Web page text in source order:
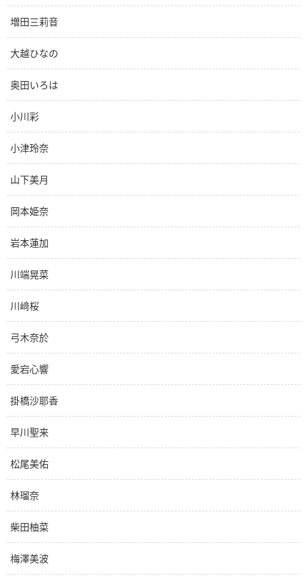
増田三莉音
大越ひなの
奥田いろは
小川彩
小津玲奈
山下美月
岡本姫奈
岩本蓮加
川端晃菜
川﨑桜
弓木奈於
愛宕心響
掛橋沙耶香
早川聖来
松尾美佑
林瑠奈
柴田柚菜
梅澤美波